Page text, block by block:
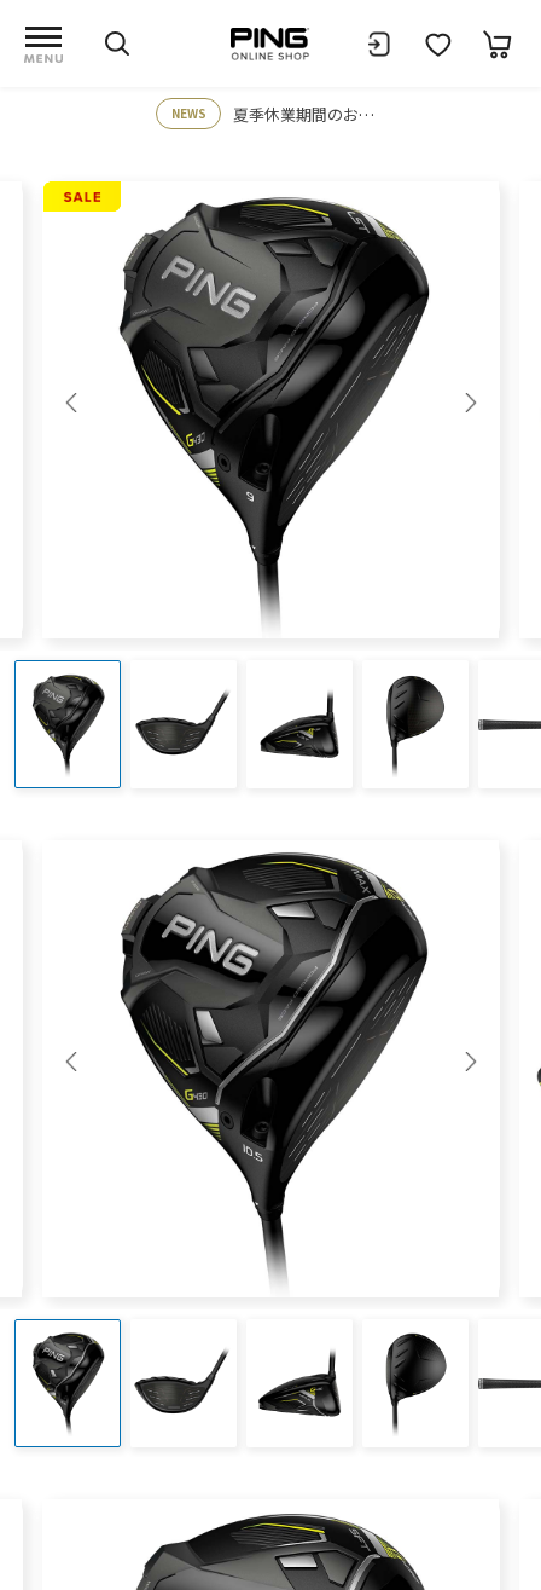
NEWS 夏季休業期間のお知らせ